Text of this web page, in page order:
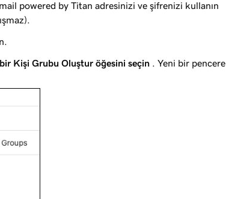
powered by Titan adresinizi ve şifrenizi kullanın
Kişi Grubu Oluştur öğesini seçin . Yeni bir pencere